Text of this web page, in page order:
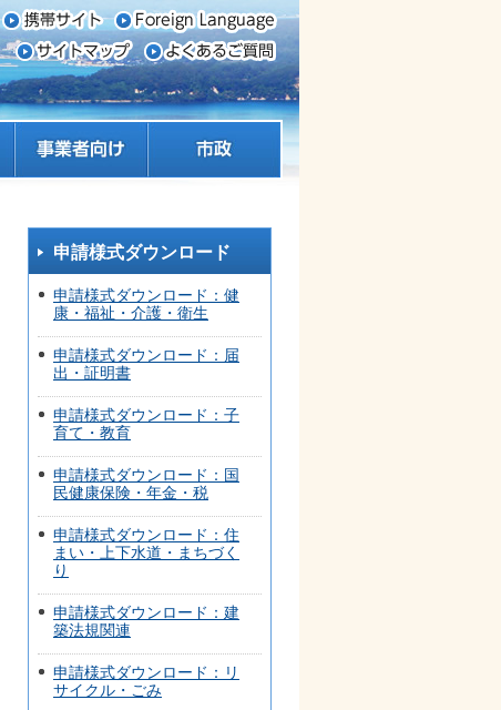
申請様式ダウンロード
申請様式ダウンロード：健
康・福祉・介護・衛生
申請様式ダウンロード：届
出・証明書
申請様式ダウンロード：子
育て・教育
申請様式ダウンロード：国
民健康保険・年金・税
申請様式ダウンロード：住
まい・上下水道・まちづく
り
申請様式ダウンロード：建
築法規関連
申請様式ダウンロード：リ
サイクル・ごみ